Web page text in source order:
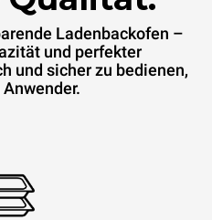
Ladenbackofen –
und perfekter
und sicher zu bedienen,